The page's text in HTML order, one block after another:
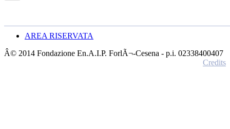
AREA RISERVATA
Â© 2014 Fondazione En.A.I.P. ForlÃ¬-Cesena - p.i. 02338400407
Credits